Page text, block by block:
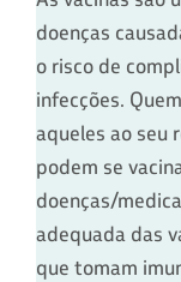
doenças
o risco de
infecções.
aqueles ao seu
podem se
doenças/
adequada das
que tomam